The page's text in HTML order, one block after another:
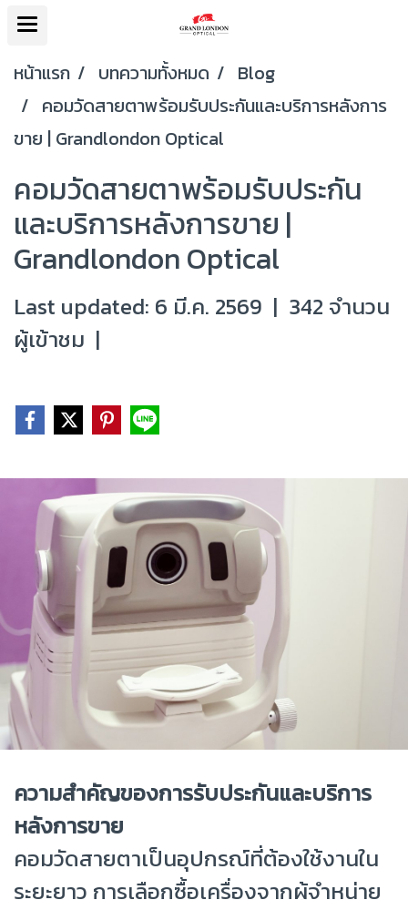
หน้าแรก บทความทั้งหมด
Blog
คอมวัดสายตาพร้อมรับประกันและบริการหลังการ
ขาย | Grandlondon Optical
คอมวัดสายตาพร้อมรับประกัน
และบริการหลังการขาย |
Grandlondon Optical
Last updated: 6 มี.ค. 2569 | 342 จำนวน
ผู้เข้าชม |
ความสำคัญของการรับประกันและบริการ
หลังการขาย
คอมวัดสายตาเป็นอุปกรณ์ที่ต้องใช้งานใน
ระยะยาว การเลือกซื้อเครื่องจากผู้จำหน่าย